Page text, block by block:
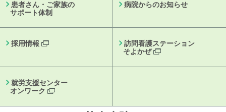
患者さん・ご家族の
サポート体制
病院からのお知らせ
採用情報
訪問看護ステーション
そよかぜ
就労支援センター
オンワーク